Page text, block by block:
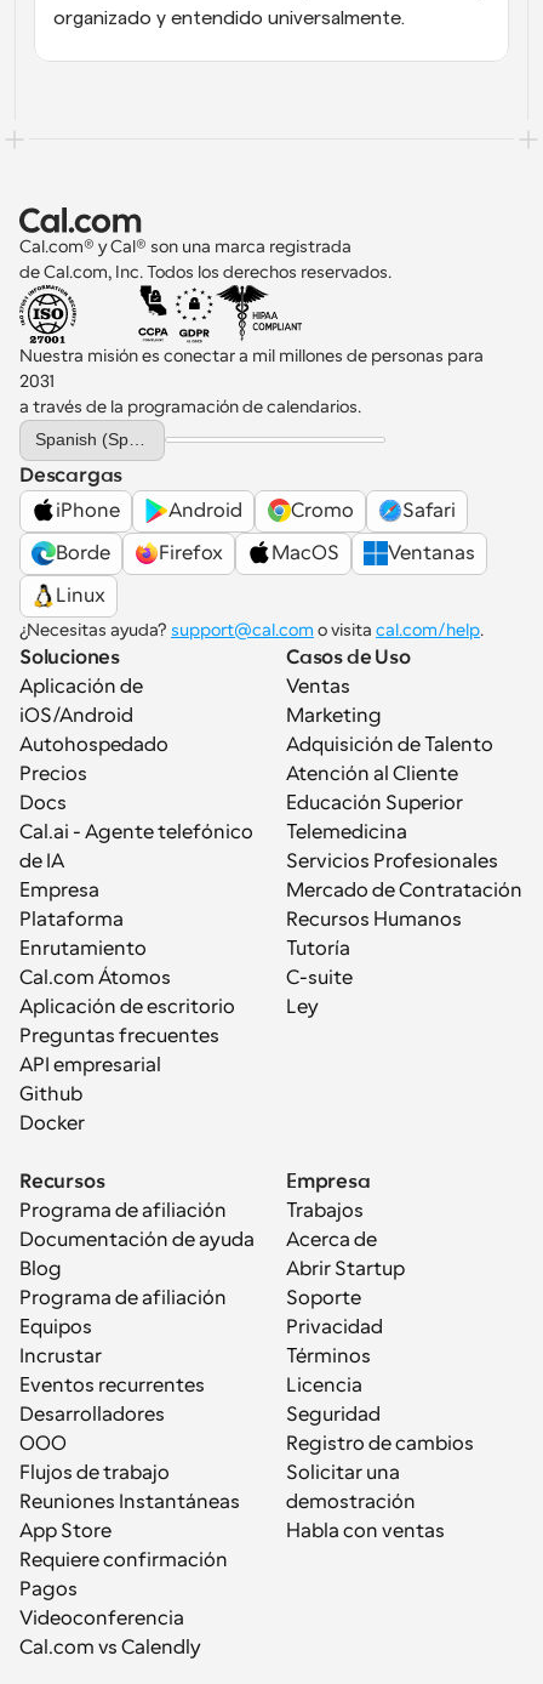
organizado y entendido universalmente.
Cal.com® y Cal® son una marca registrada
de Cal.com, Inc. Todos los derechos reservados.
Nuestra misión es conectar a mil millones de personas para
2031
a través de la programación de calendarios.
Select Language
Spanish (Spain)
Descargas
iPhone
Android Cromo
Safari
Borde
Firefox MacOS
Ventanas
Linux
¿Necesitas ayuda? support@cal.com o visita cal.com/help.
Soluciones
Aplicación de
iOS/Android
Autohospedado
Precios
Docs
Cal.ai - Agente telefónico
de IA
Empresa
Plataforma
Enrutamiento
Cal.com Átomos
Aplicación de escritorio
Preguntas frecuentes
API empresarial
Github
Docker
Casos de Uso
Ventas
Marketing
Adquisición de Talento
Atención al Cliente
Educación Superior
Telemedicina
Servicios Profesionales
Mercado de Contratación
Recursos Humanos
Tutoría
C-suite
Ley
Recursos
Programa de afiliación
Documentación de ayuda
Blog
Programa de afiliación
Equipos
Incrustar
Eventos recurrentes
Desarrolladores
OOO
Flujos de trabajo
Reuniones Instantáneas
App Store
Requiere confirmación
Pagos
Videoconferencia
Cal.com vs Calendly
Empresa
Trabajos
Acerca de
Abrir Startup
Soporte
Privacidad
Términos
Licencia
Seguridad
Registro de cambios
Solicitar una
demostración
Habla con ventas